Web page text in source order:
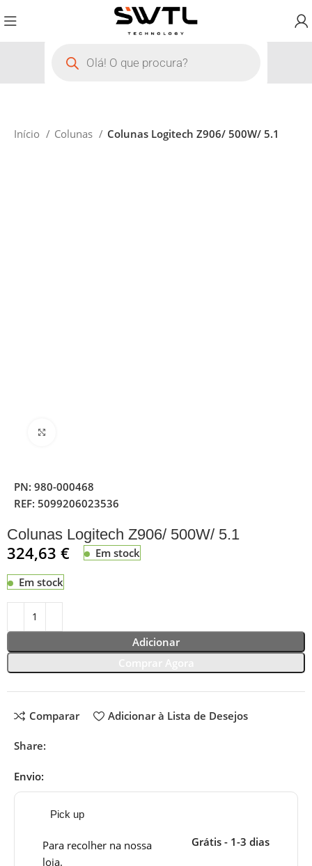
Início Colunas Colunas Logitech Z906/ 500W/ 5.1
PN:980-000468
REF:5099206023536
Colunas Logitech Z906/ 500W/ 5.1
324,63€ Em stock
Em stock
Adicionar
Comparar Adicionar à Lista de Desejos
Share:
Envio:
Pick up
Para recolher na nossa
loja.
Grátis - 1-3 dias